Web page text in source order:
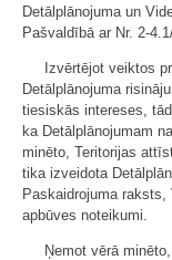
Detālplānojuma un
Pašvaldībā ar Nr. 2-
Izvērtējot veiktos
Detālplānojuma
tiesiskās intereses,
ka Detālplānojumam
minēto, Teritorijas
tika izveidota
Paskaidrojuma
apbūves noteikumi.
Ņemot vērā